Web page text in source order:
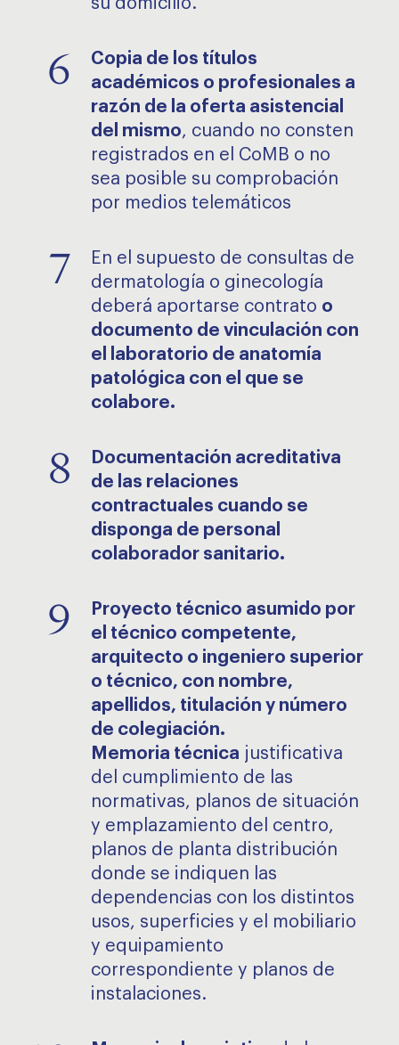
su domicilio.
6
Copia de los títulos
académicos o profesionales a
razón de la oferta asistencial
del mismo, cuando no consten
registrados en el CoMB o no
sea posible su comprobación
por medios telemáticos
7
En el supuesto de consultas de
dermatología o ginecología
deberá aportarse contrato o
documento de vinculación con
el laboratorio de anatomía
patológica con el que se
colabore.
8
Documentación acreditativa
de las relaciones
contractuales cuando se
disponga de personal
colaborador sanitario.
9
Proyecto técnico asumido por
el técnico competente,
arquitecto o ingeniero superior
o técnico, con nombre,
apellidos, titulación y número
de colegiación.
Memoria técnica justificativa
del cumplimiento de las
normativas, planos de situación
y emplazamiento del centro,
planos de planta distribución
donde se indiquen las
dependencias con los distintos
usos, superficies y el mobiliario
y equipamiento
correspondiente y planos de
instalaciones.